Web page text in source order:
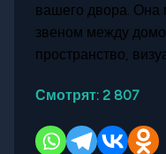
вашего двора. Она
звеном между
пространство,
Смотрят: 2 807